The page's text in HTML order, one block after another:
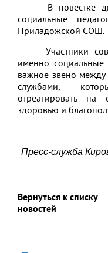
В повестке дня
социальные
Приладожской СОШ.
Участники
именно
важное звено
службами,
отреагировать на
здоровью и
Пресс-служба
Вернуться к списку
новостей